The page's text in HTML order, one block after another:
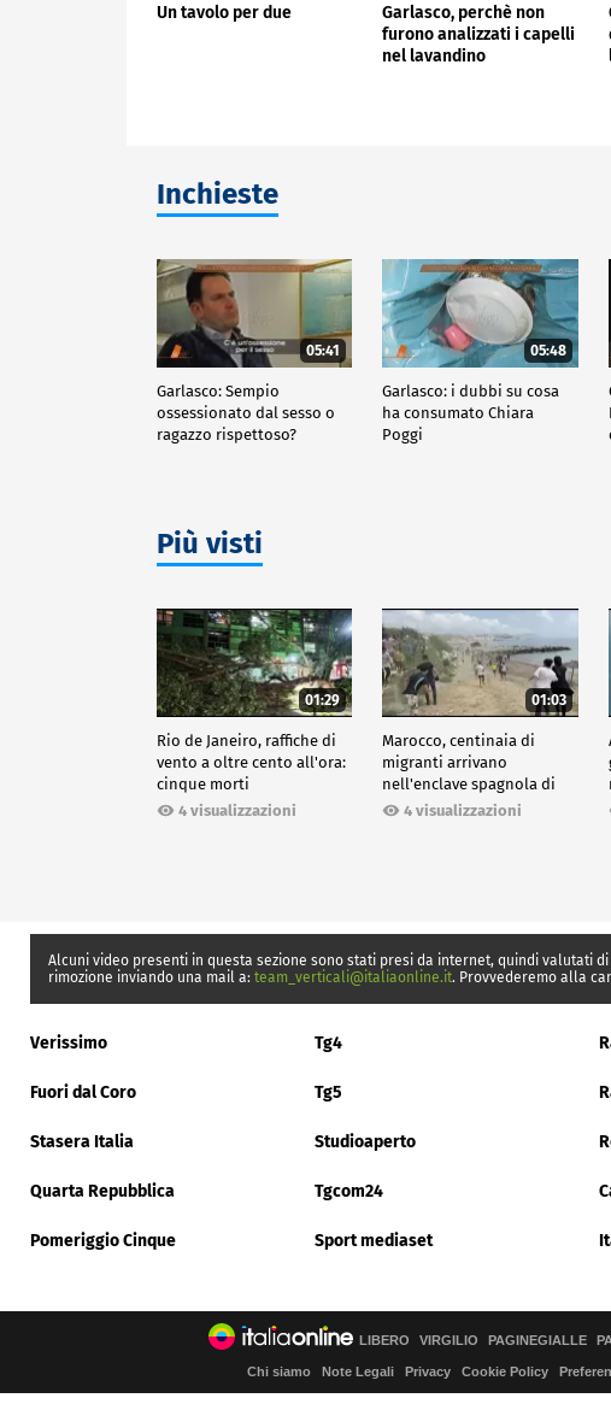
Un tavolo per due
Garlasco, perchè non
furono analizzati i capelli
nel lavandino
Inchieste
05:41
Garlasco: Sempio
ossessionato dal sesso o
ragazzo rispettoso?
05:48
Garlasco: i dubbi su cosa
ha consumato Chiara
Poggi
Più visti
01:29
Rio de Janeiro, raffiche di
vento a oltre cento all'ora:
cinque morti
4 visualizzazioni
01:03
Marocco, centinaia di
migranti arrivano
nell'enclave spagnola di
Ceuta4 visualizzazioni
Alcuni video presenti in questa sezione sono stati presi da internet, quindi valutati
rimozione inviando una mail a: team_verticali@italiaonline.it. Provvederemo alla
Verissimo Tg4
Fuori dal Coro Tg5
Stasera Italia Studioaperto
Quarta Repubblica Tgcom24
Pomeriggio Cinque Sport mediaset
LIBERO VIRGILIO PAGINEGIALLE
Chi siamo Note Legali Privacy Cookie Policy